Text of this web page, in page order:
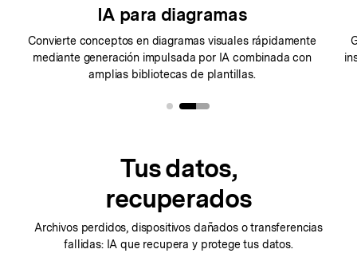
IA para diagramas
Convierte conceptos en diagramas visuales rápidamente
mediante generaciónimpulsada por IA combinada con
amplias bibliotecas de plantillas.
Tus datos,
recuperados
Archivos perdidos, dispositivos dañados o transferencias
fallidas: IA que recupera y protege tus datos.